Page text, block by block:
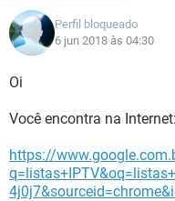
Perfil bloqueado
6 jun 2018 às 04:30
Oi
Você encontra na Internet:
https://